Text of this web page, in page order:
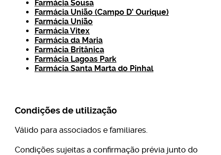
Farmácia Sousa
Farmácia União (Campo D’ Ourique)
Farmácia União
Farmácia Vitex
Farmácia da Maria
Farmácia Britânica
Farmácia Lagoas Park
Farmácia Santa Marta do Pinhal
Condições de utilização
Válido para associados e familiares.
Condições sujeitas a confirmação prévia junto do